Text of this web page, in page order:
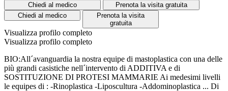
Chiedi al medico
Prenota la visita gratuita
Chiedi al medico
Prenota la visita
gratuita
Visualizza profilo completo
Visualizza profilo completo
BIO:All´avanguardia la nostra equipe di mastoplastica con una delle
più grandi casistiche nell´intervento di ADDITIVA e di
SOSTITUZIONE DI PROTESI MAMMARIE Ai medesimi livelli
le equipes di : -Rinoplastica -Liposcultura -Addominoplastica ... Di